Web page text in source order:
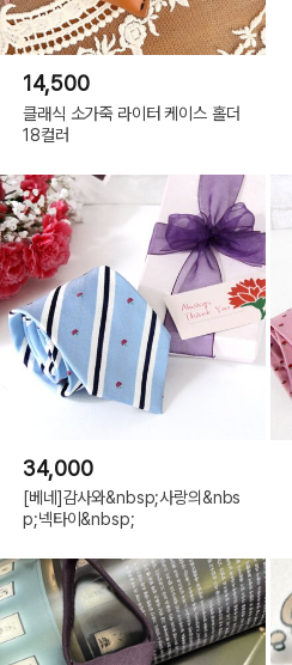
14,500
클래식 소가죽 라이터 케이스 홀더
18컬러
34,000
[베네]감사와&nbsp;사랑의&nbs
p;넥타이&nbsp;